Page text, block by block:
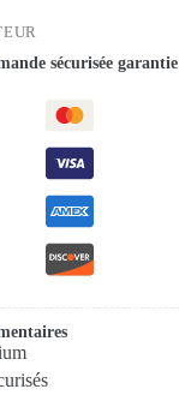
sécurisée garantie